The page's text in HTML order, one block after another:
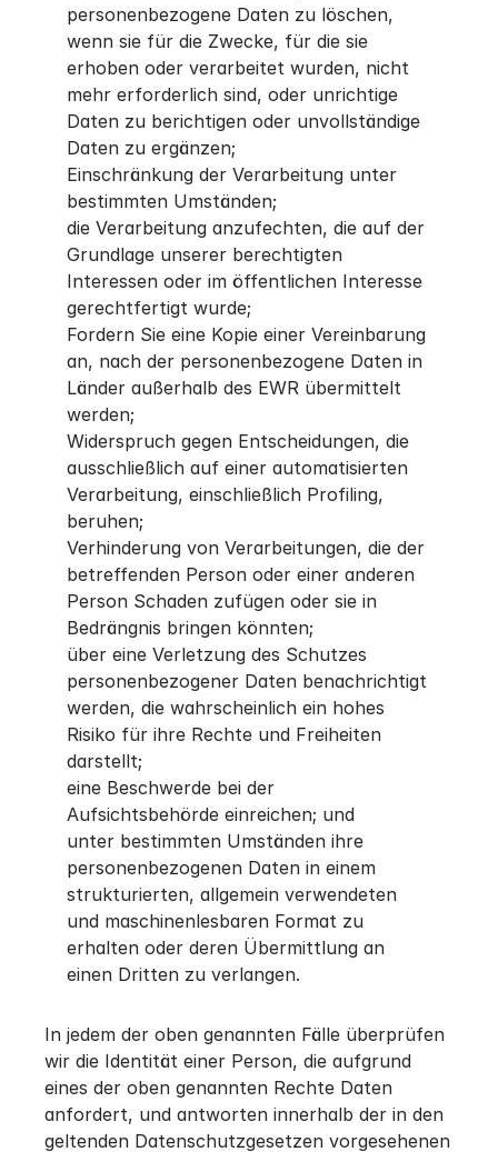
personenbezogene Daten zu löschen,
wenn sie für die Zwecke, für die sie
erhoben oder verarbeitet wurden, nicht
mehr erforderlich sind, oder unrichtige
Daten zu berichtigen oder unvollständige
Daten zu ergänzen;
Einschränkung der Verarbeitung unter
bestimmten Umständen;
die Verarbeitung anzufechten, die auf der
Grundlage unserer berechtigten
Interessen oder im öffentlichen Interesse
gerechtfertigt wurde;
Fordern Sie eine Kopie einer Vereinbarung
an, nach der personenbezogene Daten in
Länder außerhalb des EWR übermittelt
werden;
Widerspruch gegen Entscheidungen, die
ausschließlich auf einer automatisierten
Verarbeitung, einschließlich Profiling,
beruhen;
Verhinderung von Verarbeitungen, die der
betreffenden Person oder einer anderen
Person Schaden zufügen oder sie in
Bedrängnis bringen könnten;
über eine Verletzung des Schutzes
personenbezogener Daten benachrichtigt
werden, die wahrscheinlich ein hohes
Risiko für ihre Rechte und Freiheiten
darstellt;
eine Beschwerde bei der
Aufsichtsbehörde einreichen; und
unter bestimmten Umständen ihre
personenbezogenen Daten in einem
strukturierten, allgemein verwendeten
und maschinenlesbaren Format zu
erhalten oder deren Übermittlung an
einen Dritten zu verlangen.
In jedem der oben genannten Fälle überprüfen
wir die Identität einer Person, die aufgrund
eines der oben genannten Rechte Daten
anfordert, und antworten innerhalb der in den
geltenden Datenschutzgesetzen vorgesehenen